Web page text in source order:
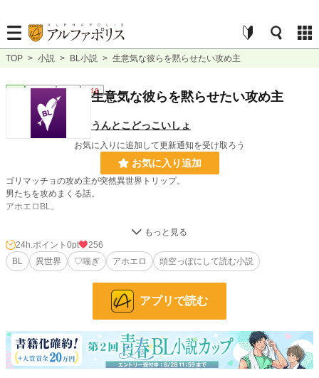
TOP > 小説 > BL小説 > 生意気な彼らを黙らせたい攻め主
連載中 短編 R18
生意気な彼らを黙らせたい攻め主
うんとこどっこいしょ
お気に入りに追加して更新通知を受け取ろう
お気に入り追加
ゴリマッチョの攻め主が突然異世界トリップ。
男たちを攻めまくる話。
アホエロBL。
228,781 位 / 228,781 件
BL 31,415 位 / 31,415 件
文字数 19,997
更新日時 2026.02.21 19:28
24h.ポイント 0pt
256
BL
異世界 ♡喘ぎ アホエロ 頭空っぽにして読む小説
アプリで読む